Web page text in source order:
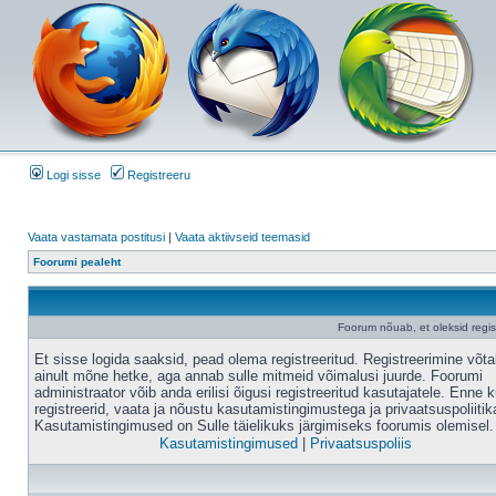
Logi sisse Registreeru
Vaata vastamata postitusi | Vaata aktiivseid teemasid
Foorumi pealeht
Foorum nõuab, et oleksid
Et sisse logida saaksid, pead olema registreeritud. Registreerimine
ainult mõne hetke, aga annab sulle mitmeid võimalusi juurde. Foorumi
administraator võib anda erilisi õigusi registreeritud kasutajatele. Enne
registreerid, vaata ja nõustu kasutamistingimustega ja
Kasutamistingimused on Sulle täielikuks järgimiseks foorumis olemisel.
Kasutamistingimused
Privaatsuspoliis